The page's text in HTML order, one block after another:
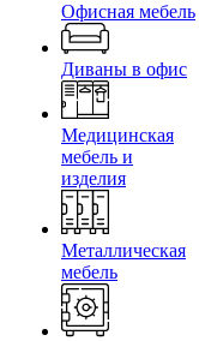
Офисная мебель
Диваны в офис
Медицинская
мебель и
изделия
Металлическая
мебель